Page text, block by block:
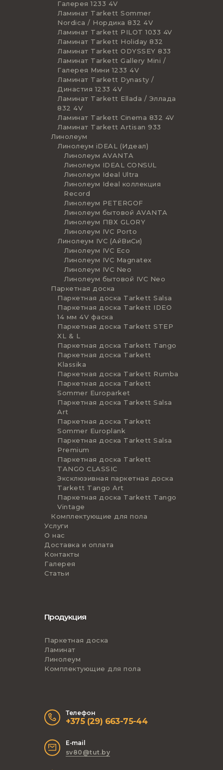
Галерея 1233 4V
Ламинат Tarkett Sommer
Nordica / Нордика 832 4V
Ламинат Tarkett PILOT 1033 4V
Ламинат Tarkett Holiday 832
Ламинат Tarkett ODYSSEY 833
Ламинат Tarkett Gallery Mini /
Галерея Мини 1233 4V
Ламинат Tarkett Dynasty /
Династия 1233 4V
Ламинат Tarkett Ellada / Эллада
832 4V
Ламинат Tarkett Cinema 832 4V
Ламинат Tarkett Artisan 933
Линолеум
Линолеум iDEAL (Идеал)
Линолеум AVANTA
Линолеум IDEAL CONSUL
Линолеум Ideal Ultra
Линолеум Ideal коллекция
Record
Линолеум PETERGOF
Линолеум бытовой AVANTA
Линолеум ПВХ GLORY
Линолеум IVC Porto
Линолеум IVC (АйВиСи)
Линолеум IVC Eco
Линолеум IVC Magnatex
Линолеум IVC Neo
Линолеум бытовой IVC Neo
Паркетная доска
Паркетная доска Tarkett Salsa
Паркетная доска Tarkett IDEO
14 мм 4V фаска
Паркетная доска Tarkett STEP
XL & L
Паркетная доска Tarkett Tango
Паркетная доска Tarkett
Klassika
Паркетная доска Tarkett Rumba
Паркетная доска Tarkett
Sommer Europarket
Паркетная доска Tarkett Salsa
Art
Паркетная доска Tarkett
Sommer Europlank
Паркетная доска Tarkett Salsa
Premium
Паркетная доска Tarkett
TANGO CLASSIC
Эксклюзивная паркетная доска
Tarkett Tango Art
Паркетная доска Tarkett Tango
Vintage
Комплектующие для пола
Услуги
О нас
Доставка и оплата
Контакты
Галерея
Статьи
Продукция
Паркетная доска
Ламинат
Линолеум
Комплектующие для пола
Телефон
+375 (29) 663-75-44
E-mail
sv80@tut.by